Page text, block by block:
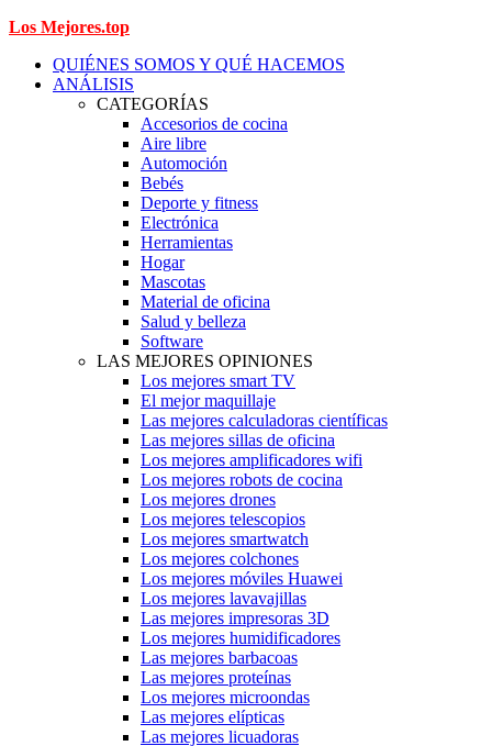
Los Mejores.top
QUIÉNES SOMOS Y QUÉ HACEMOS
ANÁLISIS
CATEGORÍAS
Accesorios de cocina
Aire libre
Automoción
Bebés
Deporte y fitness
Electrónica
Herramientas
Hogar
Mascotas
Material de oficina
Salud y belleza
Software
LAS MEJORES OPINIONES
Los mejores smart TV
El mejor maquillaje
Las mejores calculadoras científicas
Las mejores sillas de oficina
Los mejores amplificadores wifi
Los mejores robots de cocina
Los mejores drones
Los mejores telescopios
Los mejores smartwatch
Los mejores colchones
Los mejores móviles Huawei
Los mejores lavavajillas
Las mejores impresoras 3D
Los mejores humidificadores
Las mejores barbacoas
Las mejores proteínas
Los mejores microondas
Las mejores elípticas
Las mejores licuadoras